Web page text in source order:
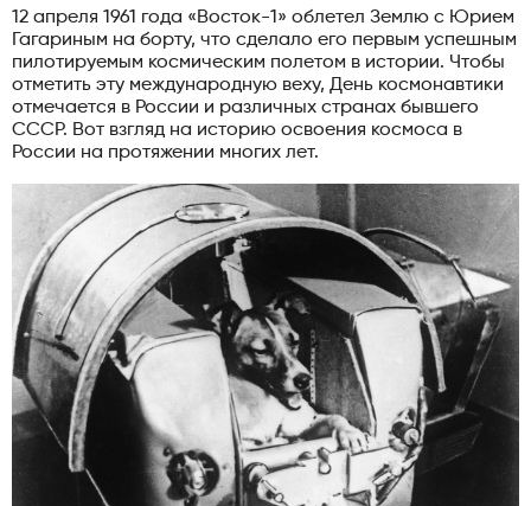
12 апреля 1961 года «Восток-1» облетел Землю с Юрием
Гагариным на борту, что сделало его первым успешным
пилотируемым космическим полетом в истории. Чтобы
отметить эту международную веху, День космонавтики
отмечается в России и различных странах бывшего
СССР. Вот взгляд на историю освоения космоса в
России на протяжении многих лет.